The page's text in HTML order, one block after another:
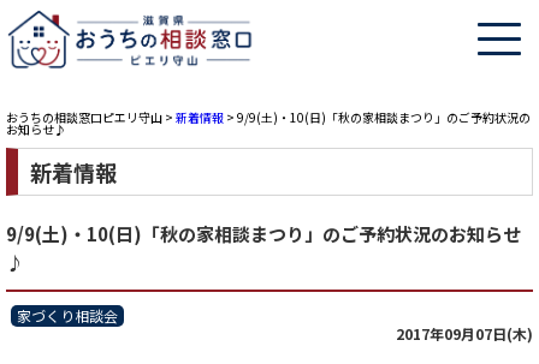
おうちの相談窓口ピエリ守山 > 新着情報 > 9/9(土)・10(日)「秋の家相談まつり」のご予約状況の
お知らせ♪
新着情報
9/9(土)・10(日)「秋の家相談まつり」のご予約状況のお知らせ
♪
家づくり相談会
2017年09月07日(木)